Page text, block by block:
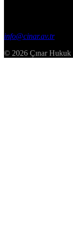
info@cinar.av.tr
© 2026 Çınar Hukuk